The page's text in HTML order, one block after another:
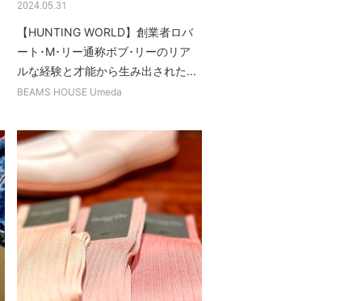
2024.05.31
【HUNTING WORLD】創業者ロバ
ート･M･リー通称ボブ･リーのリア
ルな経験と才能から生み出された...
BEAMS HOUSE Umeda